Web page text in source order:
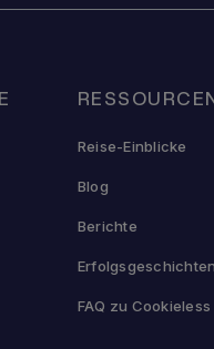
Reise-Einblicke
Blog
Berichte
Erfolgsgeschichten
FAQ zu Cookieless